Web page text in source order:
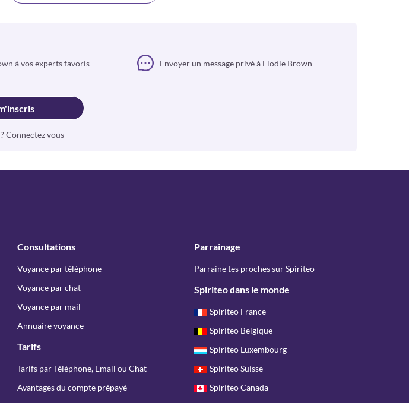
à vos experts favoris Envoyer un message privé à Elodie Brown
Connectez vous
Consultations
Voyance par téléphone
Voyance par chat
Voyance par mail
Annuaire voyance
Tarifs
Tarifs par Téléphone, Email ou Chat
Avantages du compte prépayé
Parrainage
Parraine tes proches sur Spiriteo
Spiriteo dans le monde
Spiriteo France
Spiriteo Belgique
Spiriteo Luxembourg
Spiriteo Suisse
Spiriteo Canada